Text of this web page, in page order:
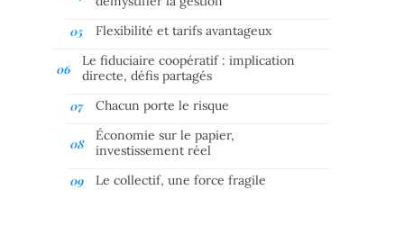
Flexibilité et tarifs avantageux
Le fiduciaire coopératif : implication
directe, défis partagés
Chacun porte le risque
Économie sur le papier,
investissement réel
Le collectif, une force fragile